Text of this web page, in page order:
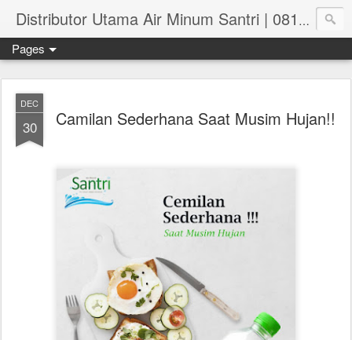
Distributor Utama Air Minum Santri | 081.551.382.73
Pages
DEC
30 Camilan Sederhana Saat Musim Hujan!!